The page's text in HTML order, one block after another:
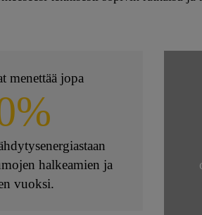
menettää jopa
halkeamien ja
vuoksi.